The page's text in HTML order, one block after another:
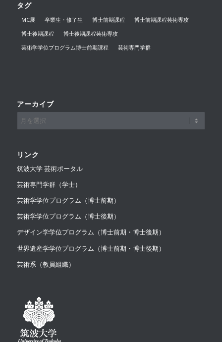
タグ
MC展 卒業生・修了生 博士前期課程
博士前期課程芸術専攻
博士後期課程
博士後期課程芸術専攻
芸術学学位プログラム博士前期課程
芸術専門学群
アーカイブ
リンク
筑波大学 芸術ポータル
芸術専門学群（学士）
芸術学学位プログラム（博士前期）
芸術学学位プログラム（博士後期）
デザイン学学位プログラム（博士前期・博士後期）
世界遺産学学位プログラム（博士前期・博士後期）
芸術系（教員組織）